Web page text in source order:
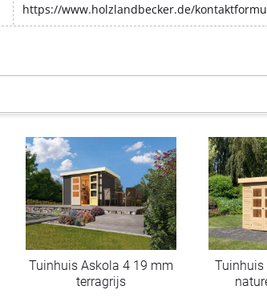
https://www.holzlandbecker.de/
Tuinhuis Askola 4 19 mm
terragrijs
Tuinhuis